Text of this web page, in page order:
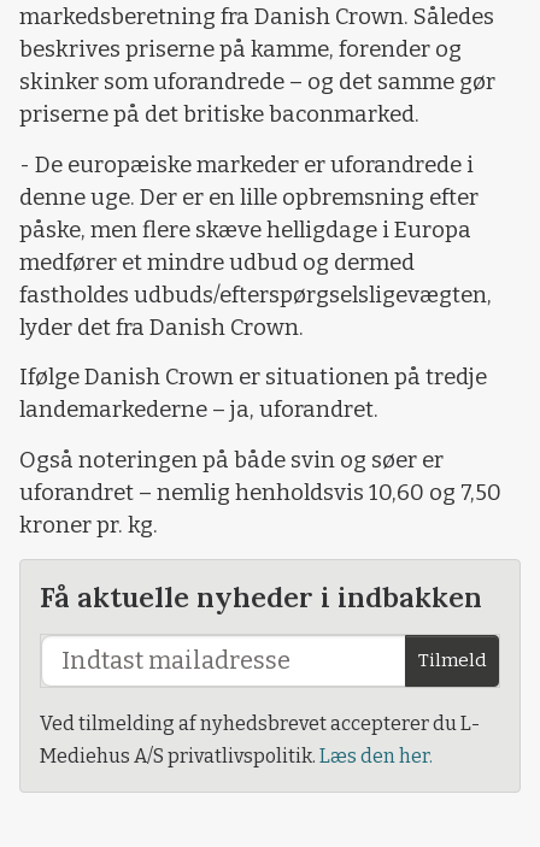
markedsberetning fra Danish Crown. Således
beskrives priserne på kamme, forender og
skinker som uforandrede – og det samme gør
priserne på det britiske baconmarked.
- De europæiske markeder er uforandrede i
denne uge. Der er en lille opbremsning efter
påske, men flere skæve helligdage i Europa
medfører et mindre udbud og dermed
fastholdes udbuds/efterspørgselsligevægten,
lyder det fra Danish Crown.
Ifølge Danish Crown er situationen på tredje
landemarkederne – ja, uforandret.
Også noteringen på både svin og søer er
uforandret – nemlig henholdsvis 10,60 og 7,50
kroner pr. kg.
Få aktuelle nyheder i indbakken
Tilmeld
Ved tilmelding af nyhedsbrevet accepterer du L-
Mediehus A/S privatlivspolitik. Læs den her.